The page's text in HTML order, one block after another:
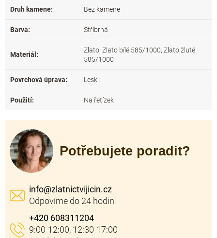
Druh kamene: Bez kamene
Barva: Stříbrná
Materiál :
Zlato, Zlato bílé 585/1000, Zlato žluté
585/1000
Povrchová úprava: Lesk
Použití: Na řetízek
Potřebujete poradit?
info@zlatnictvijicin.cz
+420 608311204